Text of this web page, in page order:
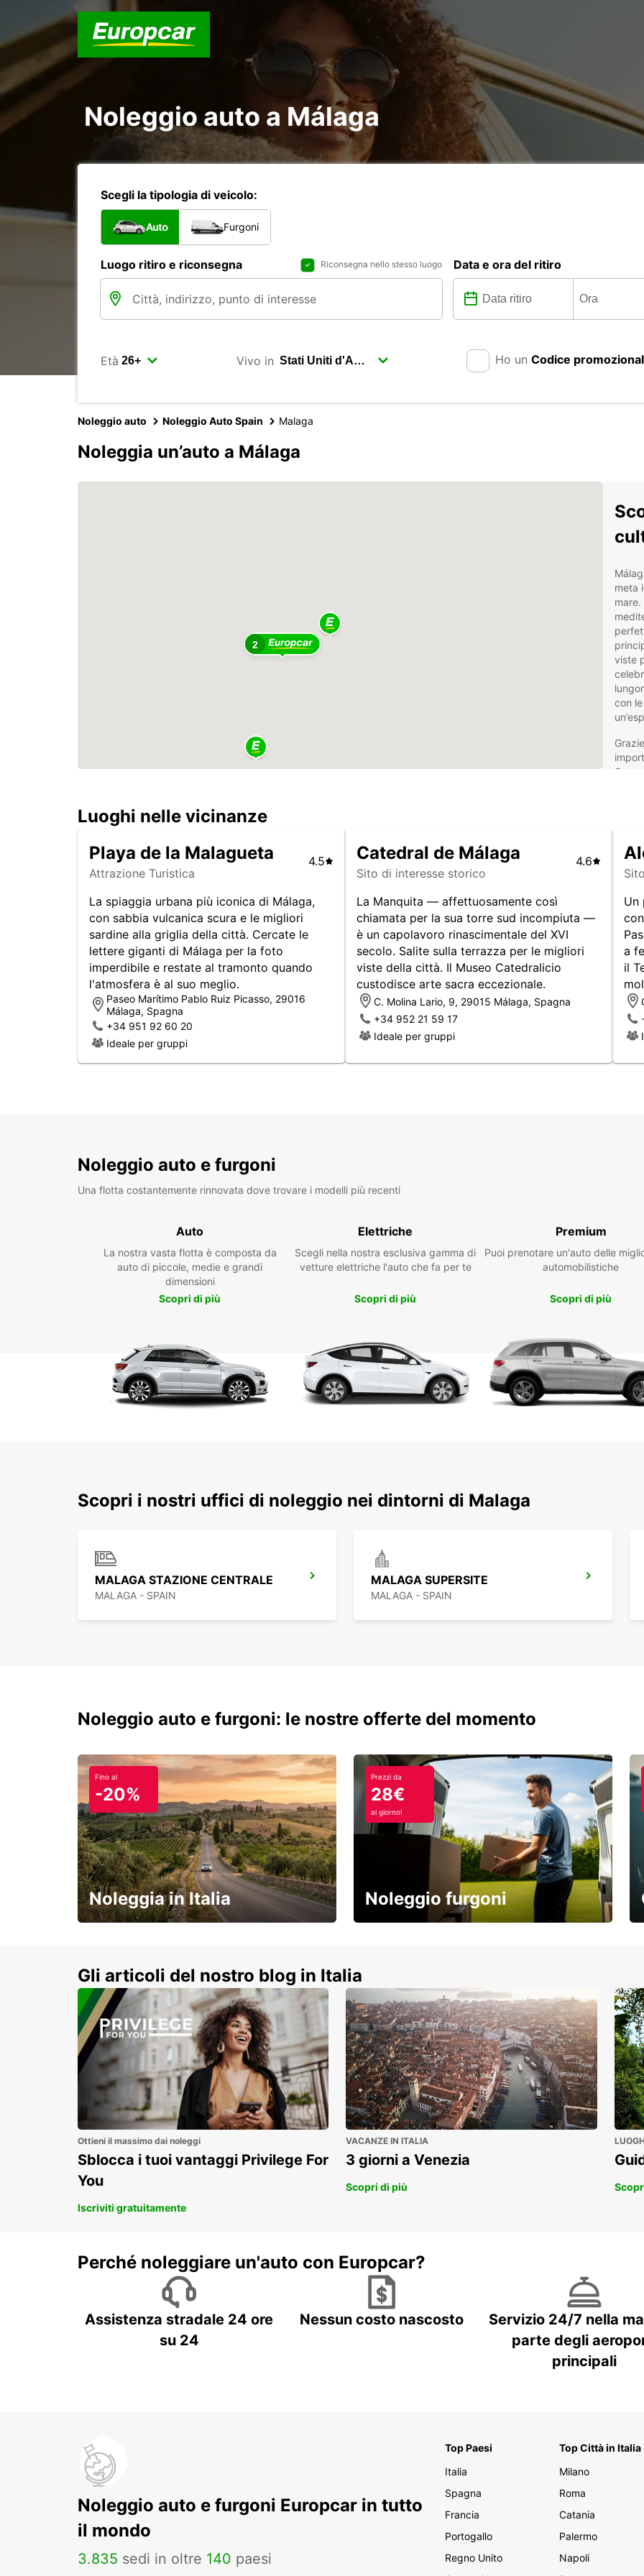
Noleggio auto a Málaga
Scegli la tipologia di veicolo:
Auto Furgoni
Luogo ritiro e riconsegna Riconsegna nello stesso luogo Data e ora del ritiro
Età Vivo in Ho un Codice
Noleggio auto Noleggio Auto Spain Malaga
Noleggia un’auto a Málaga
2
meta
viste
con
Luoghi nelle vicinanze
Playa de la Malagueta
Attrazione Turistica
4.5
La spiaggia urbana più iconica di Málaga,
con sabbia vulcanica scura e le migliori
sardine alla griglia della città. Cercate le
lettere giganti di Málaga per la foto
imperdibile e restate al tramonto quando
l'atmosfera è al suo meglio.
Paseo Marítimo Pablo Ruiz Picasso, 29016
Málaga, Spagna
+34 951 92 60 20
Ideale per gruppi
Catedral de Málaga
Sito di interesse storico
4.6
La Manquita — affettuosamente così
chiamata per la sua torre sud incompiuta —
è un capolavoro rinascimentale del XVI
secolo. Salite sulla terrazza per le migliori
viste della città. Il Museo Catedralicio
custodisce arte sacra eccezionale.
C. Molina Lario, 9, 29015 Málaga, Spagna
+34 952 21 59 17
Ideale per gruppi
Un
a
il
Noleggio auto e furgoni
Una flotta costantemente rinnovata dove trovare i modelli più recenti
Auto
La nostra vasta flotta è composta da
auto di piccole, medie e grandi
dimensioni
Scopri di più
Elettriche
Scegli nella nostra esclusiva gamma di
vetture elettriche l'auto che fa per te
Scopri di più
Premium
Puoi prenotare un'auto delle
automobilistiche
Scopri di più
Scopri i nostri uffici di noleggio nei dintorni di Malaga
MALAGA STAZIONE CENTRALE
MALAGA - SPAIN
MALAGA SUPERSITE
MALAGA - SPAIN
Noleggio auto e furgoni: le nostre offerte del momento
Fino al
-20%
Noleggia in Italia
Prezzi da
28€
al giorno!
Noleggio furgoni
Gli articoli del nostro blog in Italia
Ottieni il massimo dai noleggi
Sblocca i tuoi vantaggi Privilege For
You
Iscriviti gratuitamente
VACANZE IN ITALIA
3 giorni a Venezia
Scopri di più
Perché noleggiare un'auto con Europcar?
Assistenza stradale 24 ore
su 24
Nessun costo nascosto
Servizio 24/7 nella
parte degli
principali
Noleggio auto e furgoni Europcar in tutto
il mondo
3.835 sedi in oltre 140 paesi
Top Paesi
Italia
Spagna
Francia
Portogallo
Regno Unito
Top Città in Italia
Milano
Roma
Catania
Palermo
Napoli